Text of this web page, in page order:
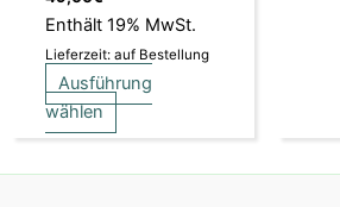
Enthält 19% MwSt.
Lieferzeit: auf Bestellung
Ausführung
wählen
werden